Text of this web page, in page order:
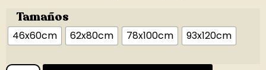
Tamaños
46x60cm 62x80cm 78x100cm 93x120cm